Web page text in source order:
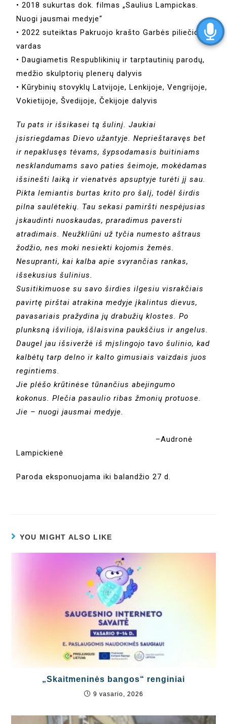
• 2018 sukurtas dok. filmas „Saulius Lampickas.
Nuogi jausmai medyje“
• 2022 suteiktas Pakruojo krašto Garbės piliečio
vardas
• Daugiametis Respublikinių ir tarptautinių parodų,
medžio skulptorių plenerų dalyvis
• Kūrybinių stovyklų Latvijoje, Lenkijoje, Vengrijoje,
Vokietijoje, Švedijoje, Čekijoje dalyvis
Tu pats ir išsikasei tą šulinį. Jaukiai
įsisriegdamas Dievo užantyje. Neprieštaravęs bet
ir nepaklusęs tėvams, šypsodamasis buitiniams
nesklandumams savo paties šeimoje, mokėdamas
išsinešti laiką ir vienatvės apsuptyje turėti jį sau.
Pikta lemiantis burtas krito pro šalį, todėl širdis
pilna saulėtekių. Tau sekasi pamiršti nespėjusias
įskaudinti nuoskaudas, praradimus paversti
atradimais. Neužkliūni už tyčia numesto aštraus
žodžio, nes moki nesiekti kojomis žemės.
Nesupranti, kai kalba apie svyrančias rankas,
išsekusius šulinius.
Susitikimuose su savo širdies ilgesiu visrakčiais
pavirtę pirštai atrakina medyje įkalintus dievus,
pavasariais pražydina jų drabužių klostes. Po
plunksną išvilioja, išlaisvina paukščius ir angelus.
Daugel jau išsiveržė iš mįslingojo tavo šulinio, kad
kalbėtų tarp delno ir kalto gimusiais vaizdais juos
regintiems.
Jie plėšo krūtinėse tūnančius abejingumo
kokonus. Plečia pasaulio ribas žmonių protuose.
Jie – nuogi jausmai medyje.
–Audronė
Lampickienė
Paroda eksponuojama iki balandžio 27 d.
YOU MIGHT ALSO LIKE
„Skaitmeninės bangos“ renginiai
9 vasario, 2026